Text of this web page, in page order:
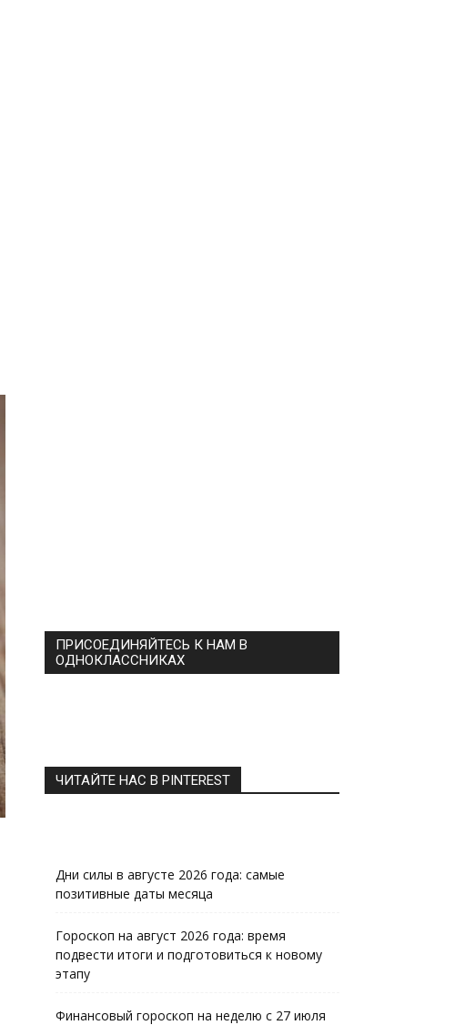
ПРИСОЕДИНЯЙТЕСЬ К НАМ В
ОДНОКЛАССНИКАХ
ЧИТАЙТЕ НАС В PINTEREST
Дни силы в августе 2026 года: самые
позитивные даты месяца
Гороскоп на август 2026 года: время
подвести итоги и подготовиться к новому
этапу
Финансовый гороскоп на неделю с 27 июля